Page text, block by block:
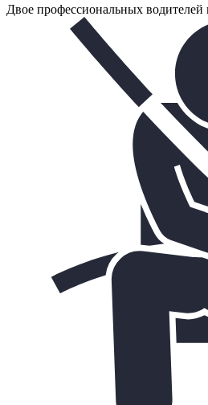
Двое профессиональных водителей